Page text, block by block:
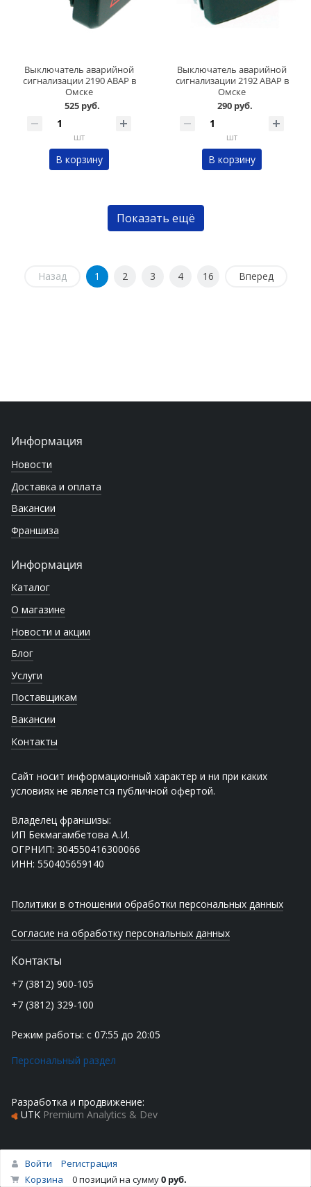
Выключатель аварийной
сигнализации 2190 АВАР в
Омске
525 руб.
шт
В корзину
Выключатель аварийной
сигнализации 2192 АВАР в
Омске
290 руб.
шт
В корзину
Показать ещё
Назад 1 2 3 4 16 Вперед
Информация
Новости
Доставка и оплата
Вакансии
Франшиза
Информация
Каталог
О магазине
Новости и акции
Блог
Услуги
Поставщикам
Вакансии
Контакты
Сайт носит информационный характер и ни при каких
условиях не является публичной офертой.
Владелец франшизы:
ИП Бекмагамбетова А.И.
ОГРНИП: 304550416300066
ИНН: 550405659140
Политики в отношении обработки персональных данных
Согласие на обработку персональных данных
Контакты
+7 (3812) 900-105
+7 (3812) 329-100
Режим работы: с 07:55 до 20:05
Персональный раздел
Разработка и продвижение:
UTK Premium Analytics & Dev
Войти
Регистрация
Корзина
0 позиций на сумму0 руб.